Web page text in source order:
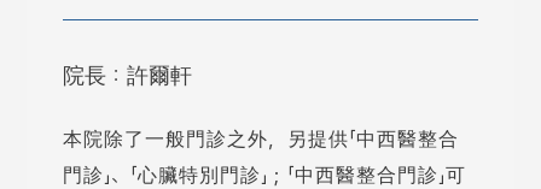
院長：許爾軒
本院除了一般門診之外，另提供「中西醫整合
門診」、「心臟特別門診」；「中西醫整合門診」可